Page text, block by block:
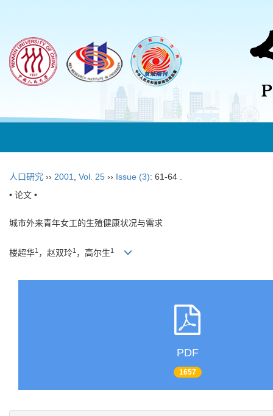
人口研究 ›› 2001 Vol. 25 ›› Issue (3): 61-64 .
• 论文 •
城市外来青年女工的生殖健康状况与需求
楼超华1 ，赵双玲1 ，高尔生1
PDF
1657